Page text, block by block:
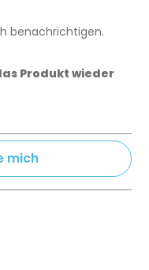
benachrichtigen.
Produkt wieder
mich